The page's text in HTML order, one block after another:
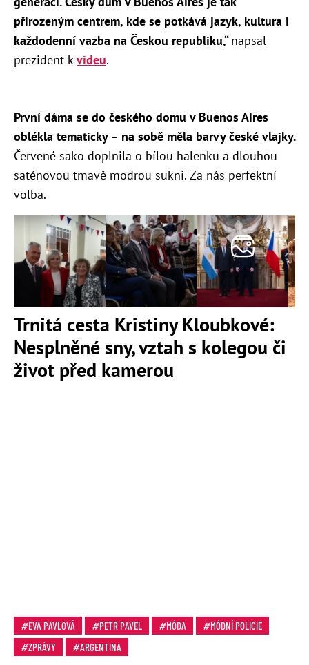
přirozeným centrem, kde se potkává jazyk, kultura i
každodenní vazba na Českou republiku,“napsal
prezident kvideu.
První dáma se do českého domu v Buenos Aires
oblékla tematicky – na sobě měla barvy české vlajky.
Červené sako doplnila o bílou halenku a dlouhou
saténovou tmavě modrou sukni. Za nás perfektní
volba.
Trnitá cesta Kristiny Kloubkové:
Nesplněné sny, vztah s kolegou či
život před kamerou
EVA PAVLOVÁ PETR PAVEL MÓDA
MÓDNÍ POLICIE
ZPRÁVY
ARGENTINA